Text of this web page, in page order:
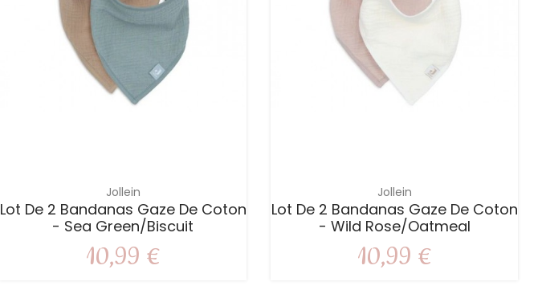
Jollein
Lot De 2 Bandanas Gaze De Coton
- Sea Green/Biscuit
10,99 €
Jollein
Lot De 2 Bandanas Gaze De Coton
- Wild Rose/Oatmeal
10,99 €